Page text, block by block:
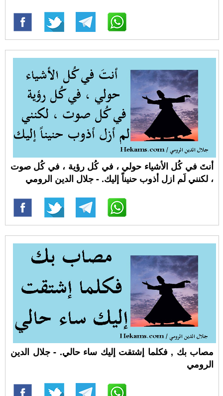
‏أنتَ في كُل الأشياء حولي ، في كُل رؤية ، في كُل صوت
، لكنني لَم ازل أذوب حنيناً إليك. - جلال الدين الرومي
مصاب بك , فكلما إشتقت إليك ساء حالي. - جلال الدين
الرومي